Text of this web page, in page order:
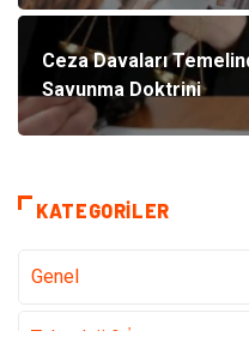
Ceza Davaları
Savunma Doktrini
KATEGORILER
Genel
Teknoloji & İnternet